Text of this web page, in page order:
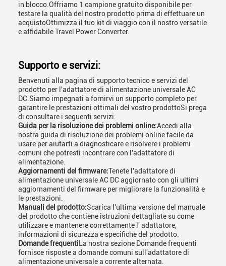
in blocco.Offriamo 1 campione gratuito disponibile per
testare la qualità del nostro prodotto prima di effettuare un
acquistoOttimizza il tuo kit di viaggio con il nostro versatile
e affidabile Travel Power Converter.
Supporto e servizi:
Benvenuti alla pagina di supporto tecnico e servizi del
prodotto per l'adattatore di alimentazione universale AC
DC.Siamo impegnati a fornirvi un supporto completo per
garantire le prestazioni ottimali del vostro prodottoSi prega
di consultare i seguenti servizi:
Guida per la risoluzione dei problemi online:Accedi alla
nostra guida di risoluzione dei problemi online facile da
usare per aiutarti a diagnosticare e risolvere i problemi
comuni che potresti incontrare con l'adattatore di
alimentazione.
Aggiornamenti del firmware:Tenete l'adattatore di
alimentazione universale AC DC aggiornato con gli ultimi
aggiornamenti del firmware per migliorare la funzionalità e
le prestazioni.
Manuali del prodotto:Scarica l'ultima versione del manuale
del prodotto che contiene istruzioni dettagliate su come
utilizzare e mantenere correttamente l' adattatore,
informazioni di sicurezza e specifiche del prodotto.
Domande frequenti La nostra sezione Domande frequenti
fornisce risposte a domande comuni sull'adattatore di
alimentazione universale a corrente alternata.